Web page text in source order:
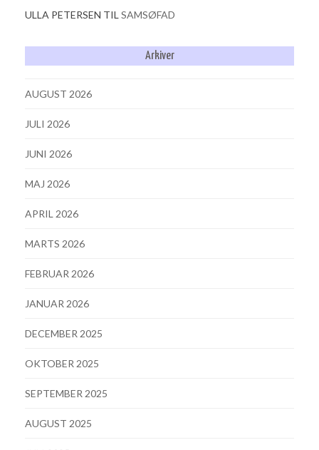
ULLA PETERSEN TIL SAMSØFAD
Arkiver
AUGUST 2026
JULI 2026
JUNI 2026
MAJ 2026
APRIL 2026
MARTS 2026
FEBRUAR 2026
JANUAR 2026
DECEMBER 2025
OKTOBER 2025
SEPTEMBER 2025
AUGUST 2025